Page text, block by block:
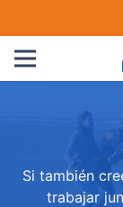
Si también
trabajar